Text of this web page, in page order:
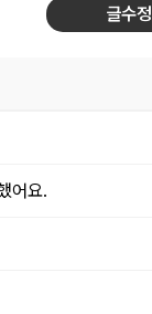
글수정
어요.